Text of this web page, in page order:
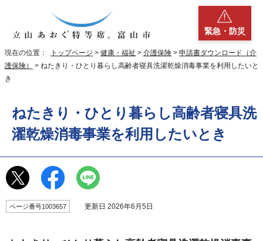
緊急・防災
現在の位置： トップページ > 健康・福祉 > 介護保険 > 申請書ダウンロード（介
護保険）
> ねたきり・ひとり暮らし高齢者寝具洗濯乾燥消毒事業を利用したいと
き
ねたきり・ひとり暮らし高齢者寝具洗
濯乾燥消毒事業を利用したいとき
ページ番号1003657 更新日 2026年6月5日